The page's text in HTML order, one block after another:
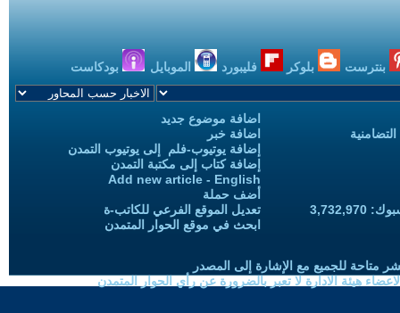
بنترست بلوكر فليبورد الموبايل بودكاست
اضافة موضوع جديد
اضافة خبر
إضافة يوتيوب-فلم إلى يوتيوب التمدن
إضافة كتاب إلى مكتبة التمدن
Add new article - English
أضف حملة
تعديل الموقع الفرعي للكاتب-ة
ابحث في موقع الحوار المتمدن
متاحة للجميع مع الإشارة إلى المصدر
هيئة الادارة لا تعبر بالضرورة عن رأي الحوار المتمدن